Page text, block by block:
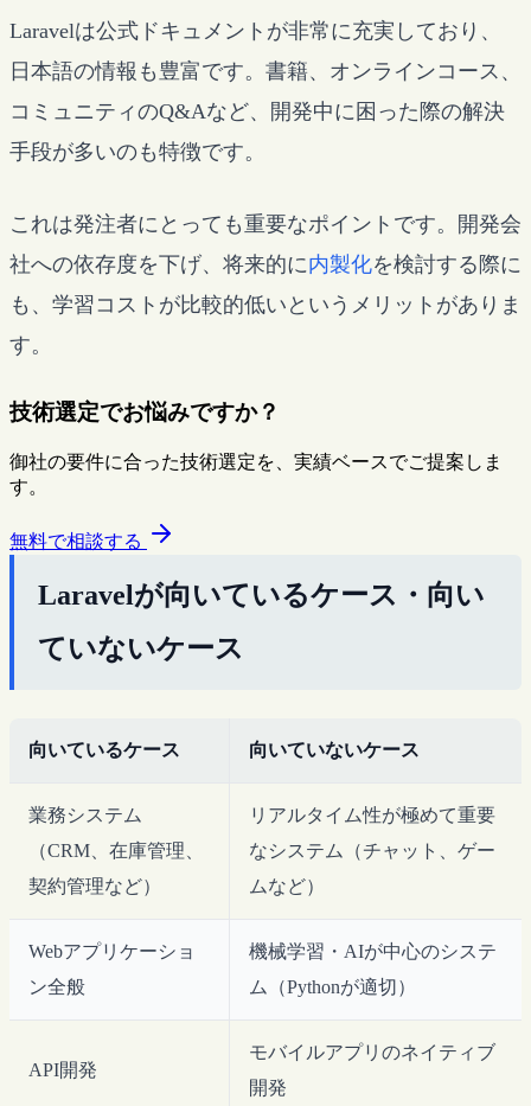
Laravelは公式ドキュメントが非常に充実しており、
日本語の情報も豊富です。書籍、オンラインコース、
コミュニティのQ&Aなど、開発中に困った際の解決
手段が多いのも特徴です。
これは発注者にとっても重要なポイントです。開発会
社への依存度を下げ、将来的に内製化を検討する際に
も、学習コストが比較的低いというメリットがありま
す。
技術選定でお悩みですか？
御社の要件に合った技術選定を、実績ベースでご提案しま
す。
無料で相談する
Laravelが向いているケース・向い
ていないケース
向いているケース 向いていないケース
業務システム
（CRM、在庫管理、
契約管理など）
リアルタイム性が極めて重要
なシステム（チャット、ゲー
ムなど）
Webアプリケーショ
ン全般
機械学習・AIが中心のシステ
ム（Pythonが適切）
API開発
モバイルアプリのネイティブ
開発